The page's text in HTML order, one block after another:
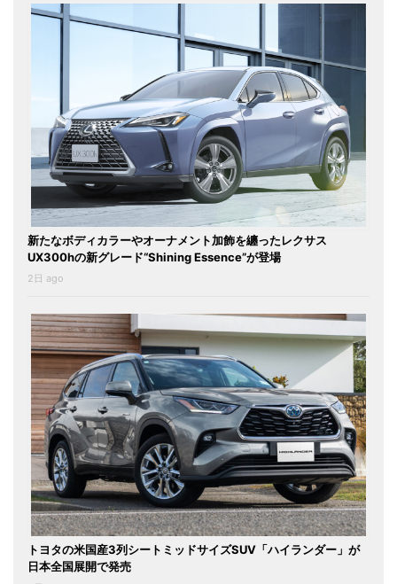
新たなボディカラーやオーナメント加飾を纏ったレクサス
UX300hの新グレード“Shining Essence”が登場
2日 ago
トヨタの米国産3列シートミッドサイズSUV「ハイランダー」が
日本全国展開で発売